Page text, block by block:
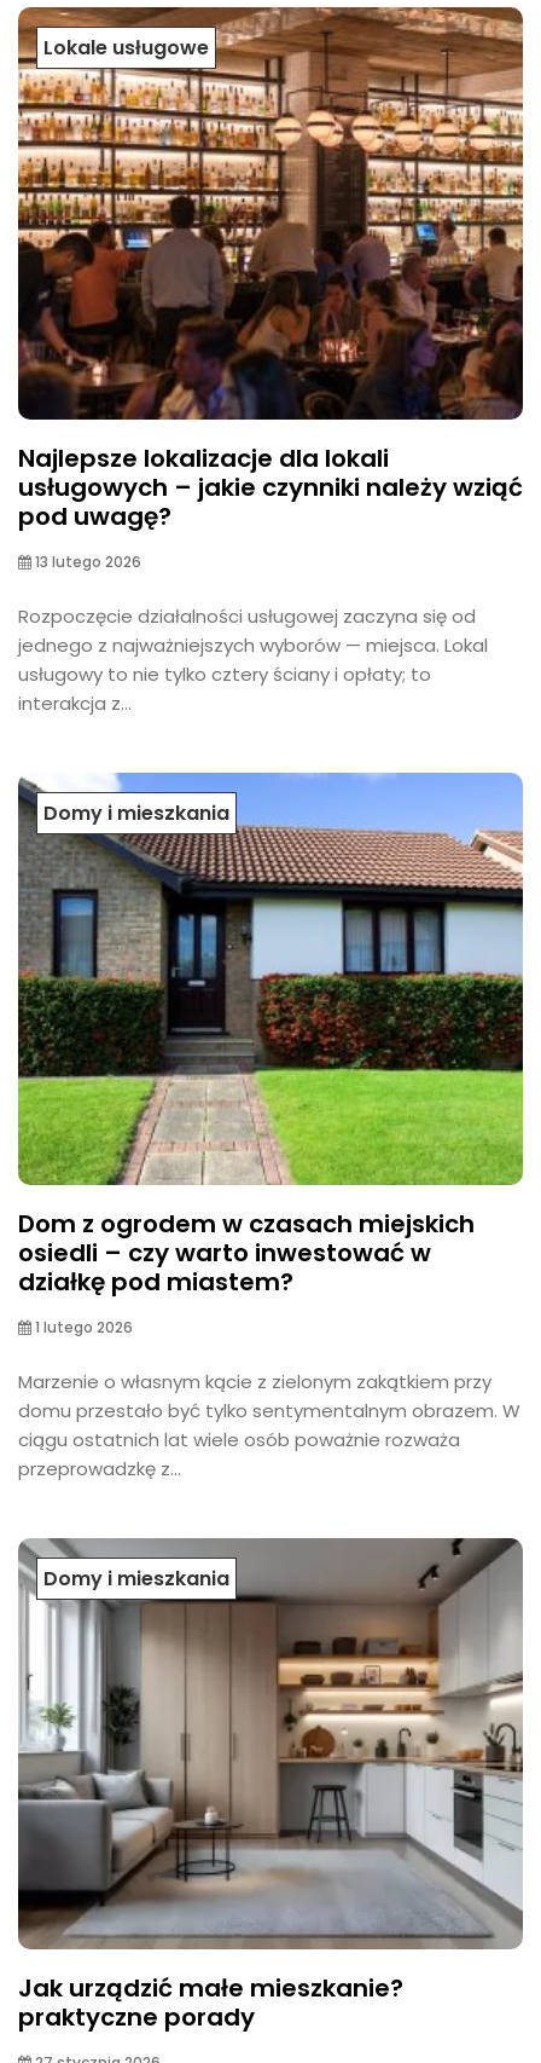
Lokale usługowe
Najlepsze lokalizacje dla lokali
usługowych – jakie czynniki należy wziąć
pod uwagę?
13 lutego 2026
Rozpoczęcie działalności usługowej zaczyna się od
jednego z najważniejszych wyborów — miejsca. Lokal
usługowy to nie tylko cztery ściany i opłaty; to
interakcja z...
Domy i mieszkania
Dom z ogrodem w czasach miejskich
osiedli – czy warto inwestować w
działkę pod miastem?
1 lutego 2026
Marzenie o własnym kącie z zielonym zakątkiem przy
domu przestało być tylko sentymentalnym obrazem. W
ciągu ostatnich lat wiele osób poważnie rozważa
przeprowadzkę z...
Domy i mieszkania
Jak urządzić małe mieszkanie?
praktyczne porady